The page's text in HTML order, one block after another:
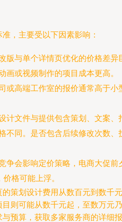
，主要受以下因素影响：
版与单个详情页优化的价格差异
画或视频制作的项目成本更高。
或高端工作室的报价通常高于小
计文件与提供包含策划、文案、
不同。是否包含后续修改次数、
争会影响定价策略，电商大促前
价格可能上浮。
策划设计费用从数百元到数千元
则可能从数千元起，至数万元乃
预算，获取多家服务商的详细报